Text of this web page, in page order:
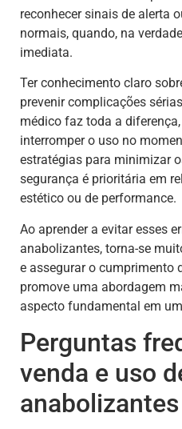
reconhecer sinais de alerta
normais, quando, na
imediata.
Ter conhecimento claro
prevenir complicações
médico faz toda a
interromper o uso no
estratégias para minimizar
segurança é prioritária em
estético ou de performance.
Ao aprender a evitar esses
anabolizantes, torna-se
e assegurar o cumprimento
promove uma abordagem
aspecto fundamental em
Perguntas
venda e uso
anabolizantes